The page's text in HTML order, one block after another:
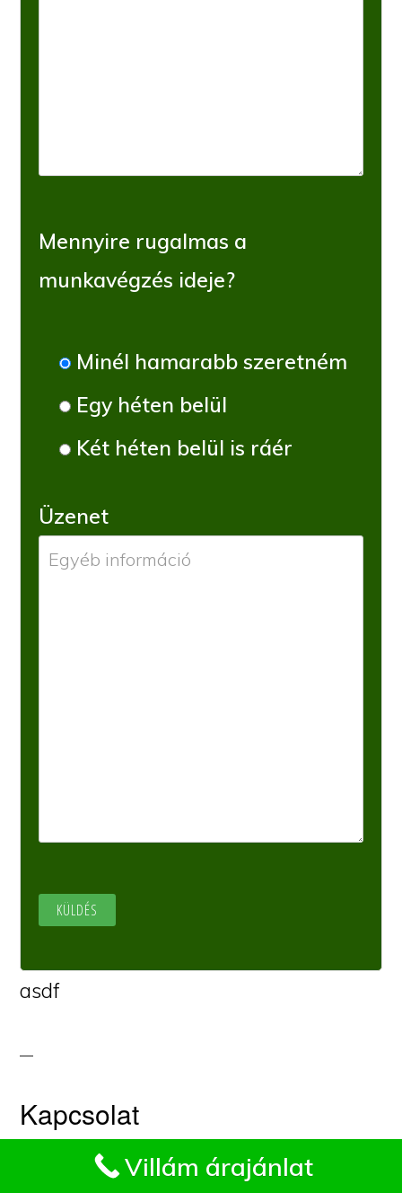
Mennyire rugalmas a
munkavégzés ideje?
Minél hamarabb szeretném
Egy héten belül
Két héten belül is ráér
Üzenet
asdf
Kapcsolat
Villám árajánlat